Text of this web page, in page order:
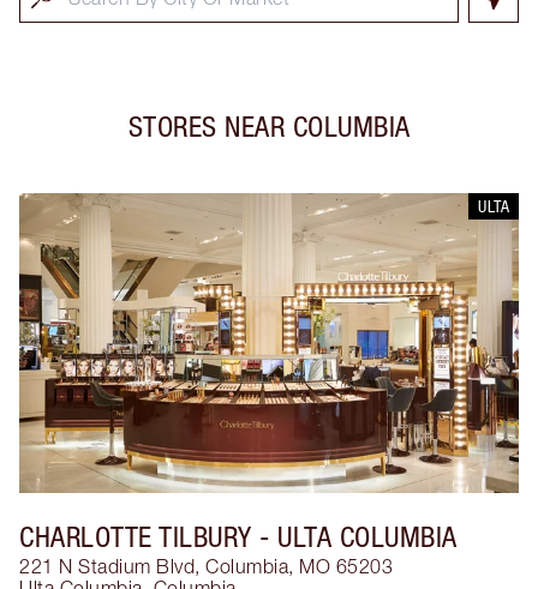
STORES NEAR COLUMBIA
ULTA
CHARLOTTE TILBURY - ULTA COLUMBIA
221 N Stadium Blvd, Columbia, MO 65203